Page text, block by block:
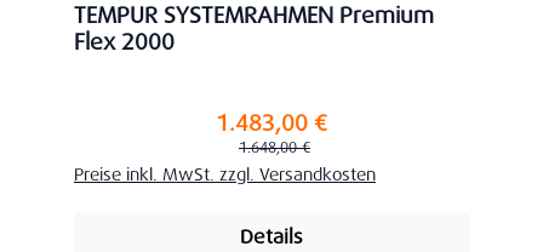
TEMPUR SYSTEMRAHMEN Premium
Flex 2000
Verkaufspreis:1.483,00 €
Regulärer Preis:
1.648,00 €
Preise inkl. MwSt. zzgl. Versandkosten
Details